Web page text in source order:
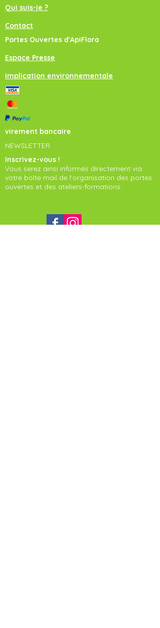
Qui suis-je ?
Contact
Portes Ouvertes d'ApiFlora
Espace Presse
Implication environnementale
virement bancaire
NEWSLETTER
Inscrivez-vous !
Vous serez ainsi informés directement via
votre boîte mail de l'organisation des portes
ouvertes et des ateliers-formations.